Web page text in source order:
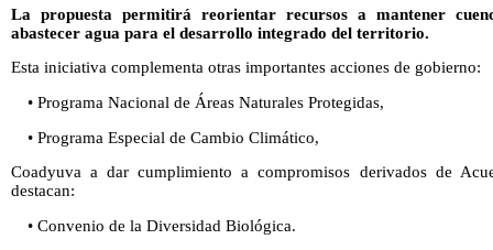
La propuesta permitirá reorientar recursos a mantener
abastecer agua para el desarrollo integrado del territorio.
Esta iniciativa complementa otras importantes acciones de gobierno:
• Programa Nacional de Áreas Naturales Protegidas,
• Programa Especial de Cambio Climático,
Coadyuva a dar cumplimiento a compromisos derivados de
destacan:
• Convenio de la Diversidad Biológica.